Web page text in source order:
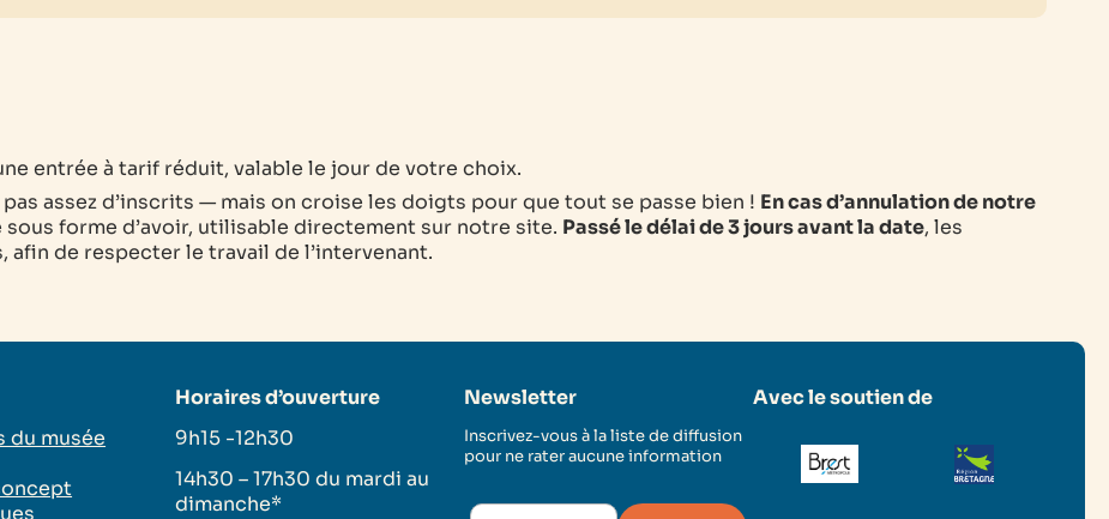
entrée à tarif réduit, valable le jour de votre choix.
pas assez d’inscrits — mais on croise les doigts pour que tout se passe bien ! En cas d’annulation de notre
forme d’avoir, utilisable directement sur notre site. Passé le délai de 3 jours avant la date, les
de respecter le travail de l’intervenant.
du musée
Horaires d’ouverture
9h15 -12h30
14h30 – 17h30 du mardi au
dimanche*
Newsletter
Inscrivez-vous à la liste de diffusion
pour ne rater aucune information
Avec le soutien de